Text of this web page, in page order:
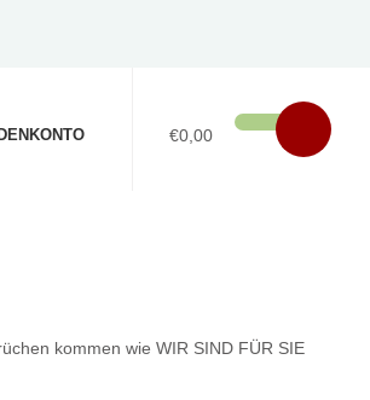
€0,00
kommen wie WIR SIND FÜR SIE